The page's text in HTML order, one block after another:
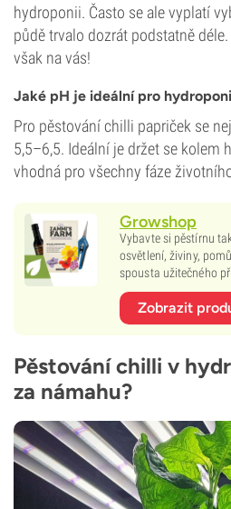
hydroponii. Často se ale vyplatí
půdě trvalo dozrát podstatně
však na vás!
Jaké pH je ideální pro
Pro pěstování chilli papriček se
5,5–6,5. Ideální je držet se kolem
vhodná pro všechny fáze
Growshop
Vybavte si pěstírnu
osvětlení, živiny,
spousta užitečného
Zobrazit
Pěstování chilli v
za námahu?